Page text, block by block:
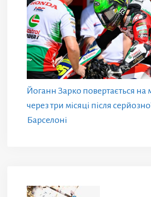
Йоганн Зарко повертається на
через три місяці після
Барселоні